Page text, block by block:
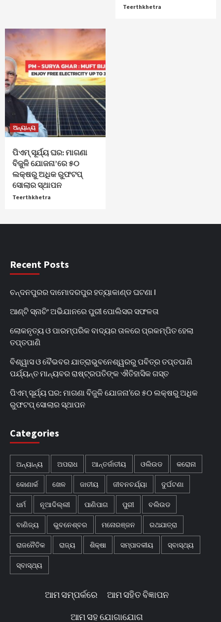
Teerthkhetra
ଅନ୍ୟାନ୍ୟ
ପିଏମ୍ ସୂର୍ଯ୍ୟ ଘର: ମାଗଣା
ବିଜୁଳି ଯୋଜନା’ରେ ୫୦
ଲକ୍ଷରୁ ଅଧିକ ରୁଫଟପ୍
ସୋଲାର ସ୍ଥାପନ
Teerthkhetra
Recent Posts
ଚନ୍ଦନପୁରର ଦାମୋଦରପୁର ହତ୍ୟାକାଣ୍ଡ ଘଟଣା l
ଆଣ୍ଟି ସ୍ନାଚିଂ ଅଭିଯାନରେ ପୁରୀ ପୋଲିସର ସଫଳତା
ଲୋକନୃତ୍ୟ ଓ ପାରମ୍ପରିକ ବାଦ୍ୟର ତାଳରେ ପ୍ରକମ୍ପିତ ହେଲା
ତପ୍ତପାଣି
ବିଶ୍ୱାସ ଓ ବୈଭବର ଯାତ୍ରାଭୁବନେଶ୍ୱରରୁ ପବିତ୍ର ତପ୍ତପାଣି
ପର୍ଯ୍ୟନ୍ତ ମାନ୍ୟବର ରାଷ୍ଟ୍ରପତିଙ୍କ ଐତିହାସିକ ଗସ୍ତ
ପିଏମ୍ ସୂର୍ଯ୍ୟ ଘର: ମାଗଣା ବିଜୁଳି ଯୋଜନା’ରେ ୫୦ ଲକ୍ଷରୁ ଅଧିକ
ରୁଫଟପ୍ ସୋଲାର ସ୍ଥାପନ
Categories
ଅନ୍ୟାନ୍ୟ ଅପରାଧ ଆନ୍ତର୍ଜାତୀୟ ଓଲିଉଡ କରୋନା
କୋଣାର୍କ ଖେଳ ଜାତୀୟ ଜୀବନଚର୍ଯ୍ୟା ଦୁର୍ଘଟଣା
ଧର୍ମ ନୂଆଦିଲ୍ଲୀ ପାଣିପାଗ ପୁରୀ ବଲିଉଡ
ବାଣିଜ୍ୟ ଭୁବନେଶ୍ବର ମନୋରଞ୍ଜନ ରଥଯାତ୍ରା
ରାଜନୈତିକ ରାଜ୍ୟ ଶିକ୍ଷା ସମ୍ପାଦକୀୟ ସ୍ବାସ୍ଥ୍ୟ
ସ୍ବାସ୍ଥ୍ୟ
ଆମ ସମ୍ପର୍କରେ ଆମ ସହିତ ବିଜ୍ଞାପନ
ଆମ ସହ ଯୋଗାଯୋଗ